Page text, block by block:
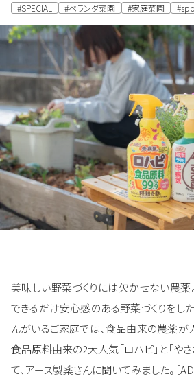
#SPECIAL
#ベランダ菜園 #家庭菜園
美味しい野菜づくりには欠かせない農薬
できるだけ安心感のある野菜づくりをし
んがいるご家庭では、食品由来の農薬が
食品原料由来の2大人気「ロハピ」と「や
て、アース製薬さんに聞いてみました。［AD